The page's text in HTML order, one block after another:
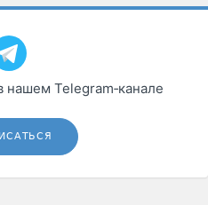
нашем Telegram‑канале